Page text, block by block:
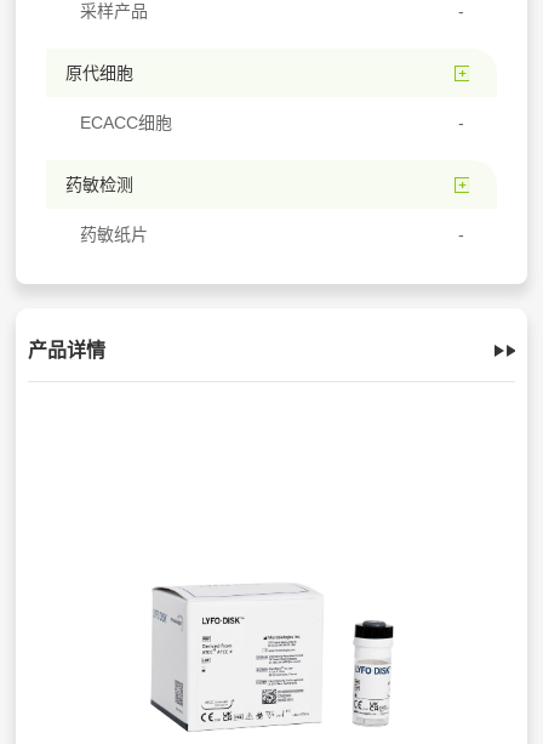
采样产品
原代细胞
ECACC细胞
药敏检测
药敏纸片
产品详情